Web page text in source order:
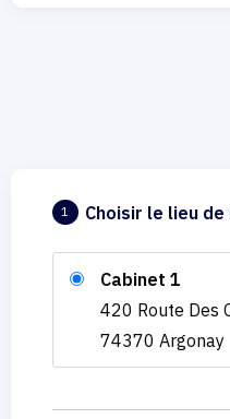
1 Choisir le lieu
Cabinet 1
420 Route Des
74370 Argonay